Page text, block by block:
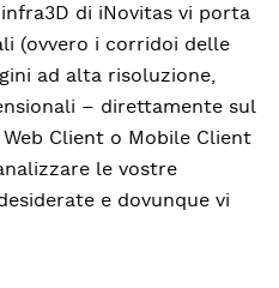
di iNovitas vi porta
(ovvero i corridoi delle
ad alta risoluzione,
– direttamente sul
Client o Mobile Client
le vostre
e dovunque vi